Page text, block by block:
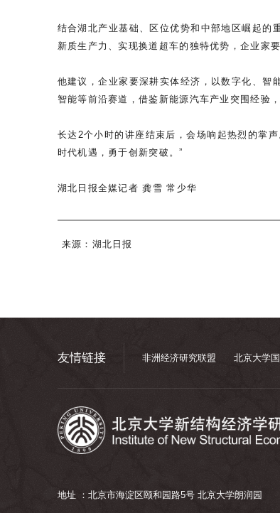
结合湖北产业基础、区位优势和中部地区崛起的
新质生产力、实现换道超车的独特优势，企业家
他建议，企业家要深耕实体经济，以数字化、智
智能等前沿赛道，借鉴新能源汽车产业突围经验
长达2个小时的讲座结束后，会场响起热烈的掌
时代机遇，勇于创新突破。”
湖北日报全媒记者 龚雪 常少华
来源： 湖北日报
友情链接 非洲经济研究联盟 北京大学
地址 ：北京市海淀区颐和园路5号 北京大学朗润园